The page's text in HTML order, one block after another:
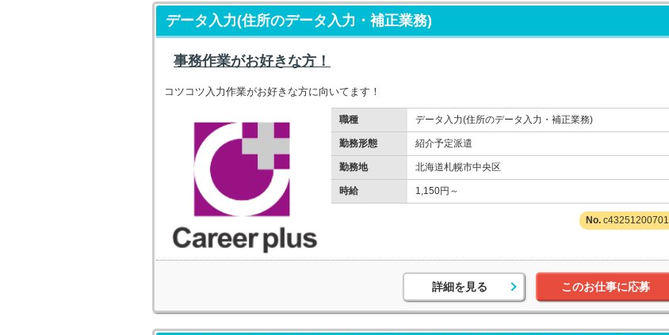
データ入力(住所のデータ入力・補正業務)
事務作業がお好きな方！
コツコツ入力作業がお好きな方に向いてます！
職種 データ入力(住所のデータ入力・補正業務)
勤務形態 紹介予定派遣
勤務地 北海道札幌市中央区
時給 1,150円～
c43251200701
詳細を見る このお仕事に応募